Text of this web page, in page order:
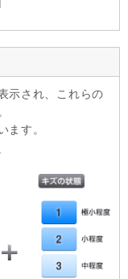
示され、これらの
ます。